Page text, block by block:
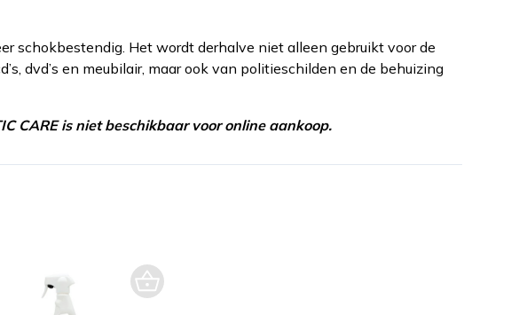
schokbestendig. Het wordt derhalve niet alleen gebruikt voor de
dvd’s en meubilair, maar ook van politieschilden en de behuizing
CARE is niet beschikbaar voor online aankoop.